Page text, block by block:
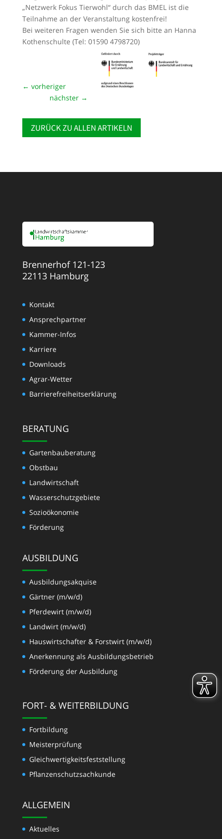
„Netzwerk Fokus Tierwohl“ durch das BMEL ist die
Teilnahme an der Veranstaltung kostenfrei!
Bei weiteren Fragen wenden Sie sich bitte an Hanna
Kothenschulte (Tel: 01590 4798720)
← vorheriger
nächster →
ZURÜCK ZU ALLEN ARTIKELN
Brennerhof 121-123
22113 Hamburg
Kontakt
Ansprechpartner
Kammer-Infos
Karriere
Downloads
Agrar-Wetter
Barrierefreiheitserklärung
BERATUNG
Gartenbauberatung
Obstbau
Landwirtschaft
Wasserschutzgebiete
Sozioökonomie
Förderung
AUSBILDUNG
Ausbildungsakquise
Gärtner (m/w/d)
Pferdewirt (m/w/d)
Landwirt (m/w/d)
Hauswirtschafter & Forstwirt (m/w/d)
Anerkennung als Ausbildungsbetrieb
Förderung der Ausbildung
FORT- & WEITERBILDUNG
Fortbildung
Meisterprüfung
Gleichwertigkeits­feststellung
Pflanzenschutzsachkunde
ALLGEMEIN
Aktuelles